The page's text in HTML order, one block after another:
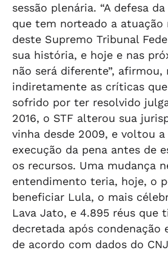
sessão plenária. “A defesa
que tem norteado a atuação
deste Supremo Tribunal
sua história, e hoje e nas
não será diferente”, afirmou,
indiretamente as críticas
sofrido por ter resolvido
2016, o STF alterou sua
vinha desde 2009, e voltou
execução da pena antes de
os recursos. Uma mudança
entendimento teria, hoje, o
beneficiar Lula, o mais
Lava Jato, e 4.895 réus que
decretada após condenação
de acordo com dados do